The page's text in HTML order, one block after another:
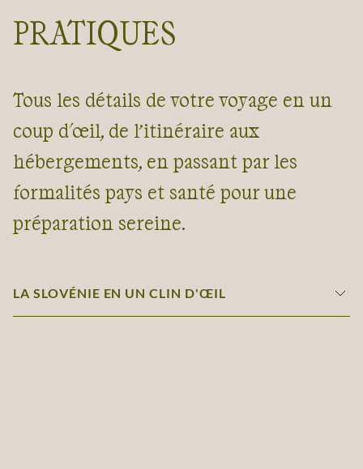
PRATIQUES
Tous les détails de votre voyage en un
coup d'œil, de l’itinéraire aux
hébergements, en passant par les
formalités pays et santé pour une
préparation sereine.
LA SLOVÉNIE EN UN CLIN D'ŒIL